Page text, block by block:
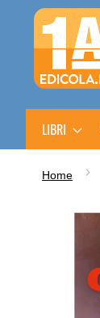
Salta
al
contenuto
LIBRI
Home